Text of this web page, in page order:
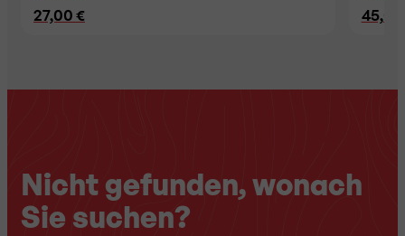
27,00 € 45,00
Nicht gefunden, wonach
Sie suchen?